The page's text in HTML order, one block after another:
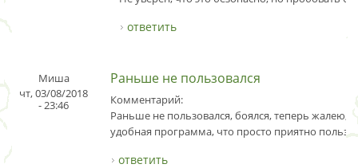
ответить
Миша
чт, 03/08/2018
- 23:46
Раньше не пользовался
Комментарий:
Раньше не пользовался, боялся, теперь жалею,
удобная программа, что просто приятно
ответить